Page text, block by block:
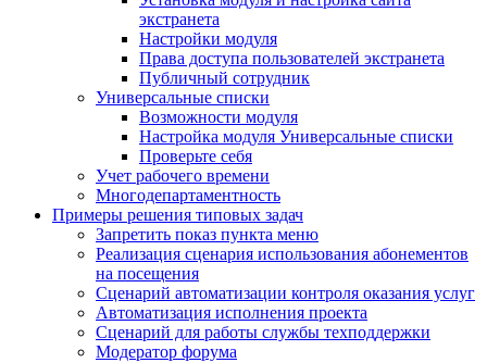
экстранета
Настройки модуля
Права доступа пользователей экстранета
Публичный сотрудник
Универсальные списки
Возможности модуля
Настройка модуля Универсальные списки
Проверьте себя
Учет рабочего времени
Многодепартаментность
Примеры решения типовых задач
Запретить показ пункта меню
Реализация сценария использования абонементов
на посещения
Сценарий автоматизации контроля оказания услуг
Автоматизация исполнения проекта
Сценарий для работы службы техподдержки
Модератор форума